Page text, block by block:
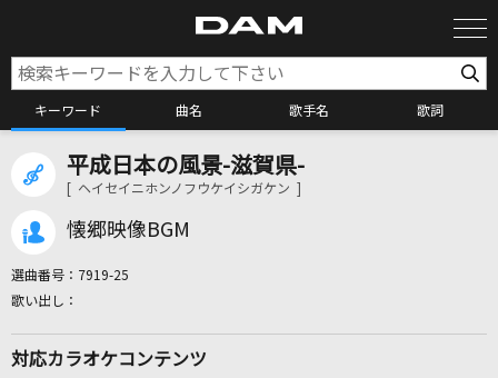
キーワード 曲名 歌手名 歌詞
カラオケ検索
平成日本の風景-滋賀県-
[ ヘイセイニホンノフウケイシガケン ]
懐郷映像BGM
選曲番号： 7919-25
対応カラオケコンテンツ